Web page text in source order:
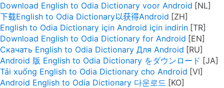
Download English to Odia Dictionary voor Android
下载English to Odia Dictionary以获得Android
English to Odia Dictionary için Android için indirin
Download English to Odia Dictionary for Android
Скачать English to Odia Dictionary Для Android
Android 版 English to Odia Dictionary をダウンロード
Tải xuống English to Odia Dictionary cho Android
Android English to Odia Dictionary 다운로드